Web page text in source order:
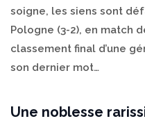
soigne, les siens sont
Pologne (3-2), en match
classement final d’une
son dernier mot…
Une noblesse